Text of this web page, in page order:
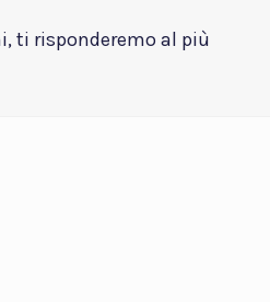
ti risponderemo al più